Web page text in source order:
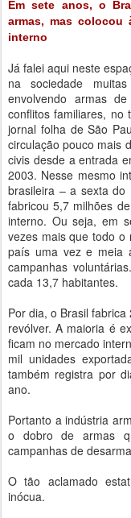
Em sete anos, o
armas, mas colocou
interno
Já falei aqui neste
na sociedade
envolvendo armas
conflitos familiares, no
jornal folha de São
circulação pouco mais
civis desde a entrada
2003. Nesse mesmo
brasileira – a sexta do
fabricou 5,7 milhões
interno. Ou seja, em
vezes mais que todo o
país uma vez e meia
campanhas
cada 13,7 habitantes.
Por dia, o Brasil
revólver. A maioria é
ficam no mercado
mil unidades
também registra por
ano.
Portanto a indústria
o dobro de armas
campanhas de
O tão aclamado
inócua.